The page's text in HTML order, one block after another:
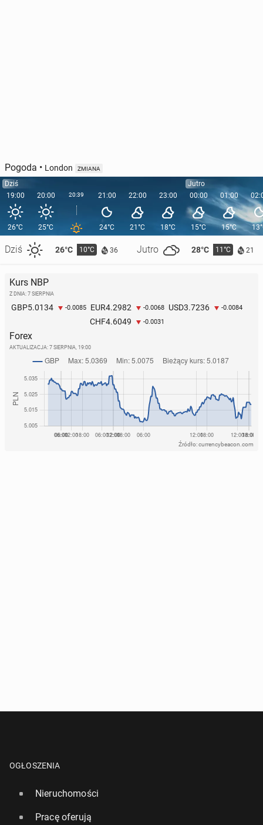
Pogoda • London ZMIANA
Dziś
19:00
26°C
Dziś 26°C 10°C 36 Jutro 28°C 11°C 21
20:00
25°C
20:39 21:00
24°C
22:00
21°C
23:00
18°C
Jutro
00:00
15°C
01:00
15°C
Kurs NBP
Z DNIA: 7 SIERPNIA
GBP5.0134 -0.0085 EUR4.2982 -0.0068 USD3.7236 -0.0084
CHF4.6049 -0.0031
Forex
AKTUALIZACJA: 7 SIERPNIA, 19:00
Źródło: currencybeacon.com
OGŁOSZENIA
Nieruchomości
Pracę oferują